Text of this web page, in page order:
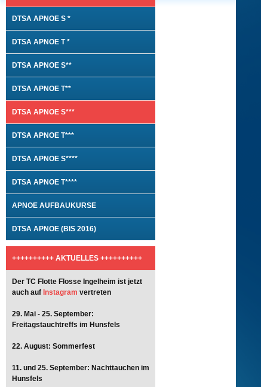
DTSA APNOE S *
DTSA APNOE T *
DTSA APNOE S**
DTSA APNOE T**
DTSA APNOE S***
DTSA APNOE T***
DTSA APNOE S****
DTSA APNOE T****
APNOE AUFBAUKURSE
DTSA APNOE (BIS 2016)
++++++++++ AKTUELLES ++++++++++
Der TC Flotte Flosse Ingelheim ist jetzt
auch auf Instagram vertreten
29. Mai - 25. September:
Freitagstauchtreffs im Hunsfels
22. August: Sommerfest
11. und 25. September: Nachttauchen im
Hunsfels